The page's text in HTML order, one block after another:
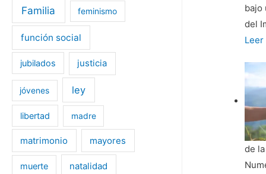
Familia feminismo
función social
jubilados justicia
jóvenes ley
libertad madre
matrimonio mayores
muerte natalidad
creer
bajo
del
La
de
la
gran
en
Leer
de